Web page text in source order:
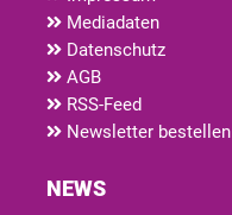
Mediadaten
Datenschutz
AGB
RSS-Feed
Newsletter bestellen
NEWS